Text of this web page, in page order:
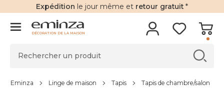
Expédition le jour même et retour gratuit *
DÉCORATION DE LA MAISON
Eminza Linge de maison Tapis Tapis de chambre/salon